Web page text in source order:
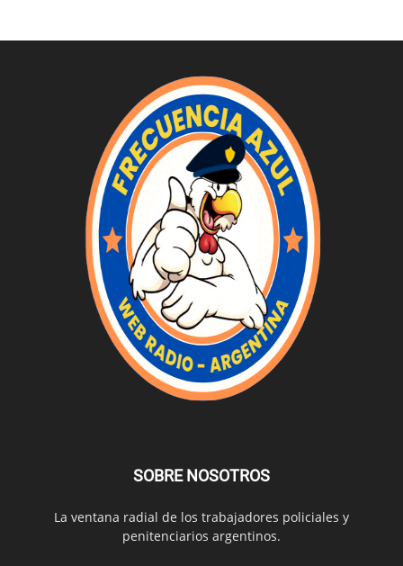
SOBRE NOSOTROS
La ventana radial de los trabajadores policiales y
penitenciarios argentinos.